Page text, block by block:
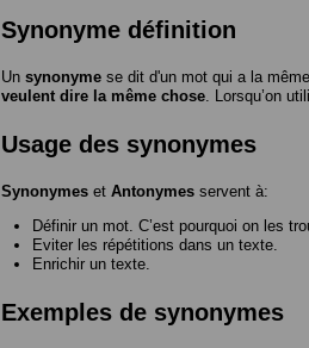
Synonyme définition
Un synonyme se dit d'un mot qui a la
veulent dire la même chose . Lorsqu’on
Usage des synonymes
Synonymes et Antonymes servent à:
Définir un mot. C’est pourquoi on les
Eviter les répétitions dans un texte.
Enrichir un texte.
Exemples de synonymes